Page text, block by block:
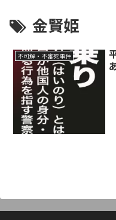
金賢姫
不可解・不審死事件